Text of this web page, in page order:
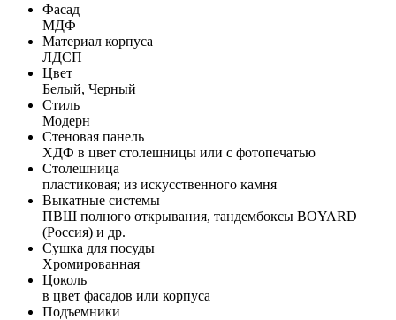
Фасад
МДФ
Материал корпуса
ЛДСП
Цвет
Белый, Черный
Стиль
Модерн
Стеновая панель
ХДФ в цвет столешницы или с фотопечатью
Столешница
пластиковая; из искусственного камня
Выкатные системы
ПВШ полного открывания, тандембоксы BOYARD
(Россия) и др.
Сушка для посуды
Хромированная
Цоколь
в цвет фасадов или корпуса
Подъемники